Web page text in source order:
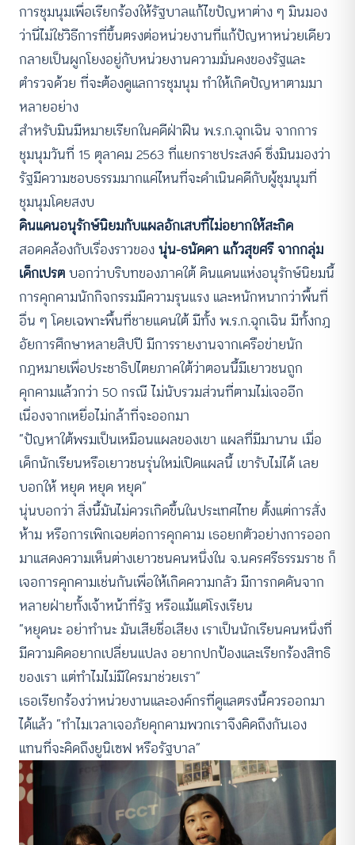
การชุมนุมเพื่อเรียกร้องให้รัฐบาลแก้ไขปัญหาต่าง ๆ มินมอง
ว่านี่ไม่ใช่วิธีการที่ขึ้นตรงต่อหน่วยงานที่แก้ปัญหาหน่วยเดียว
กลายเป็นผูกโยงอยู่กับหน่วยงานความมั่นคงของรัฐและ
ตำรวจด้วย ที่จะต้องดูแลการชุมนุม ทำให้เกิดปัญหาตามมา
หลายอย่าง
สำหรับมินมีหมายเรียกในคดีฝ่าฝืน พ.ร.ก.ฉุกเฉิน จากการ
ชุมนุมวันที่ 15 ตุลาคม 2563 ที่แยกราชประสงค์ ซึ่งมินมองว่า
รัฐมีความชอบธรรมมากแค่ไหนที่จะดำเนินคดีกับผู้ชุมนุมที่
ชุมนุมโดยสงบ
ดินแดนอนุรักษ์นิยมกับแผลอักเสบที่ไม่อยากให้สะกิด
สอดคล้องกับเรื่องราวของนุ่น-ธนัดดา แก้วสุขศรี จากกลุ่ม
เด็กเปรตบอกว่าบริบทของภาคใต้ ดินแดนแห่งอนุรักษ์นิยมนี้
การคุกคามนักกิจกรรมมีความรุนแรง และหนักหนากว่าพื้นที่
อื่น ๆ โดยเฉพาะพื้นที่ชายแดนใต้ มีทั้ง พ.ร.ก.ฉุกเฉิน มีทั้งกฎ
อัยการศึกษาหลายสิปปี มีการรายงานจากเครือข่ายนัก
กฎหมายเพื่อประชาธิปไตยภาคใต้ว่าตอนนี้มีเยาวชนถูก
คุกคามแล้วกว่า 50 กรณี ไม่นับรวมส่วนที่ตามไม่เจออีก
เนื่องจากเหยื่อไม่กล้าที่จะออกมา
“ปัญหาใต้พรมเป็นเหมือนแผลของเขา แผลที่มีมานาน เมื่อ
เด็กนักเรียนหรือเยาวชนรุ่นใหม่เปิดแผลนี้ เขารับไม่ได้ เลย
บอกให้ หยุด หยุด หยุด”
นุ่นบอกว่า สิ่งนี้มันไม่ควรเกิดขึ้นในประเทศไทย ตั้งแต่การสั่ง
ห้าม หรือการเพิกเฉยต่อการคุกคาม เธอยกตัวอย่างการออก
มาแสดงความเห็นต่างเยาวชนคนหนึ่งใน จ.นครศรีธรรมราช ก็
เจอการคุกคามเช่นกันเพื่อให้เกิดความกลัว มีการกดดันจาก
หลายฝ่ายทั้งเจ้าหน้าที่รัฐ หรือแม้แต่โรงเรียน
“หยุดนะ อย่าทำนะ มันเสียชื่อเสียง เราเป็นนักเรียนคนหนึ่งที่
มีความคิดอยากเปลี่ยนแปลง อยากปกป้องและเรียกร้องสิทธิ
ของเรา แต่ทำไมไม่มีใครมาช่วยเรา”
เธอเรียกร้องว่าหน่วยงานและองค์กรที่ดูแลตรงนี้ควรออกมา
ได้แล้ว “ทำไมเวลาเจอภัยคุกคามพวกเราจึงคิดถึงกันเอง
แทนที่จะคิดถึงยูนิเซฟ หรือรัฐบาล”